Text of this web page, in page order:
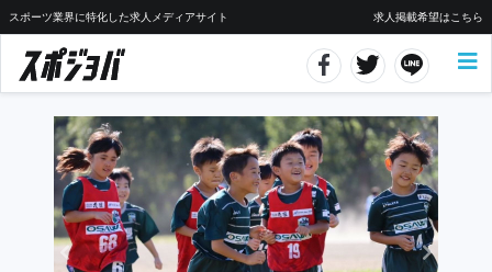
スポーツ業界に特化した求人メディアサイト 求人掲載希望はこちら